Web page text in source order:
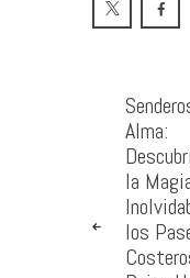
Alma:
la
los